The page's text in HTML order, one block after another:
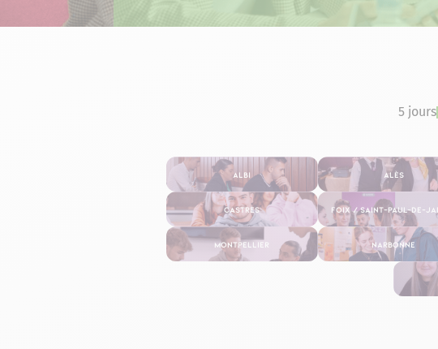
5 jours
Albi Alès
Castres Foix / Saint-Paul-de-
Montpellier Narbonne